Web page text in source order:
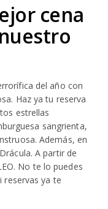
cena
del año con
Haz ya tu reserva
estrellas
sangrienta,
Además, en
A partir de
No te lo puedes
reservas ya te